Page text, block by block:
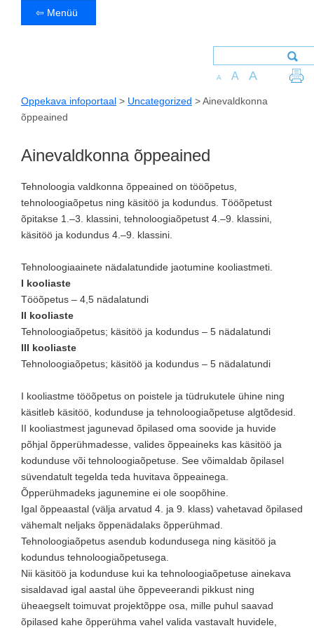
⇦ Menüü
A A A
Oppekava infoportaal > Uncategorized >Ainevaldkonna
õppeained
Ainevaldkonna õppeained
Tehnoloogia valdkonna õppeained on tööõpetus,
tehnoloogiaõpetus ning käsitöö ja kodundus. Tööõpetust
õpitakse 1.–3. klassini, tehnoloogiaõpetust 4.–9. klassini,
käsitöö ja kodundus 4.–9. klassini.
Tehnoloogiaainete nädalatundide jaotumine kooliastmeti.
I kooliaste
Tööõpetus – 4,5 nädalatundi
II kooliaste
Tehnoloogiaõpetus; käsitöö ja kodundus – 5 nädalatundi
III kooliaste
Tehnoloogiaõpetus; käsitöö ja kodundus – 5 nädalatundi
I kooliastme tööõpetus on poistele ja tüdrukutele ühine ning
käsitleb käsitöö, kodunduse ja tehnoloogiaõpetuse algtõdesid.
II kooliastmest jagunevad õpilased oma soovide ja huvide
põhjal õpperühmadesse, valides õppeaineks kas käsitöö ja
kodunduse või tehnoloogiaõpetuse. See võimaldab õpilasel
süvendatult tegelda teda huvitava õppeainega.
Õpperühmadeks jagunemine ei ole soopõhine.
Igal õppeaastal (välja arvatud 4. ja 9. klass) vahetavad õpilased
vähemalt neljaks õppenädalaks õpperühmad.
Tehnoloogiaõpetus asendub kodundusega ning käsitöö ja
kodundus tehnoloogiaõpetusega.
Nii käsitöö ja kodunduse kui ka tehnoloogiaõpetuse ainekava
sisaldavad igal aastal ühe õppeveerandi pikkust ning
üheaegselt toimuvat projektõppe osa, mille puhul saavad
õpilased kahe õpperühma vahel valida vastavalt huvidele,